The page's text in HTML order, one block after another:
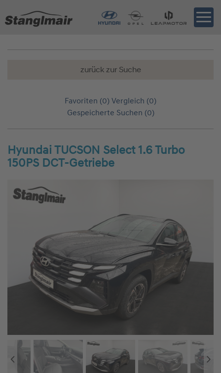
zurück zur Suche
Favoriten (0) Vergleich (0)
Gespeicherte Suchen (0)
Hyundai TUCSON Select 1.6 Turbo
150PS DCT-Getriebe